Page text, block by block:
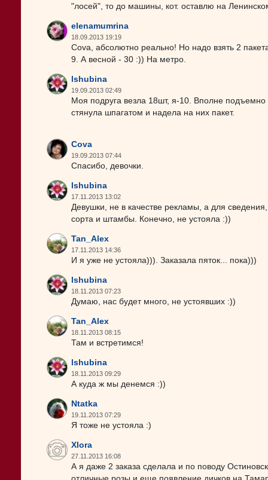
"лосей", то до машины, кот. оставлю на
elenamumrina
18.09.2013 19:19
Cova, абсолютно реально! Но надо взять 2
9. А весной - 30 :)) На метро.
lshubina
19.09.2013 02:49
Моя подруга везла 18шт, я-10. Вполне
стянула шпагатом и надела на них пакет.
Cova
19.09.2013 07:44
Спасибо, девочки.
lshubina
17.11.2013 13:02
Девушки, не в качестве рекламы, а для
сорта и штамбы. Конечно, не устояла :))
Tan_Alex
17.11.2013 14:36
И я уже не устояла))). Заказала пяток... пока)))
lshubina
18.11.2013 07:23
Думаю, нас будет много, не устоявших :))
Tan_Alex
18.11.2013 08:15
Там и встретимся!
lshubina
18.11.2013 09:29
А куда ж мы денемся :))
Ntatka
19.11.2013 07:29
Я тоже не устояла :)
Xlora
27.11.2013 16:08
А я даже 2 заказа сделала и по поводу